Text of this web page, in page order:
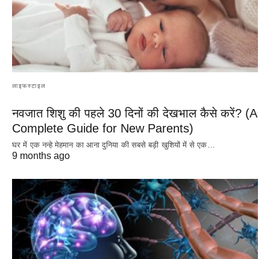
लाइफस्टाइल
नवजात शिशु की पहले 30 दिनों की देखभाल कैसे करें? (A
Complete Guide for New Parents)
घर में एक नन्हे मेहमान का आना दुनिया की सबसे बड़ी खुशियों में से एक…
9 months ago